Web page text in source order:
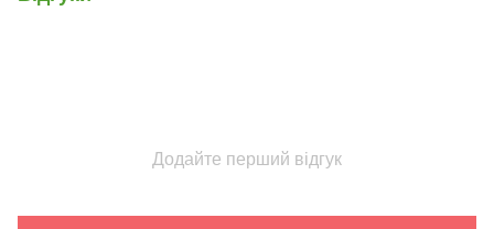
Додайте перший відгук